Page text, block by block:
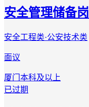
安全管理储备岗
安全工程类·公安技术类
面议
厦门 本科及以上
已过期